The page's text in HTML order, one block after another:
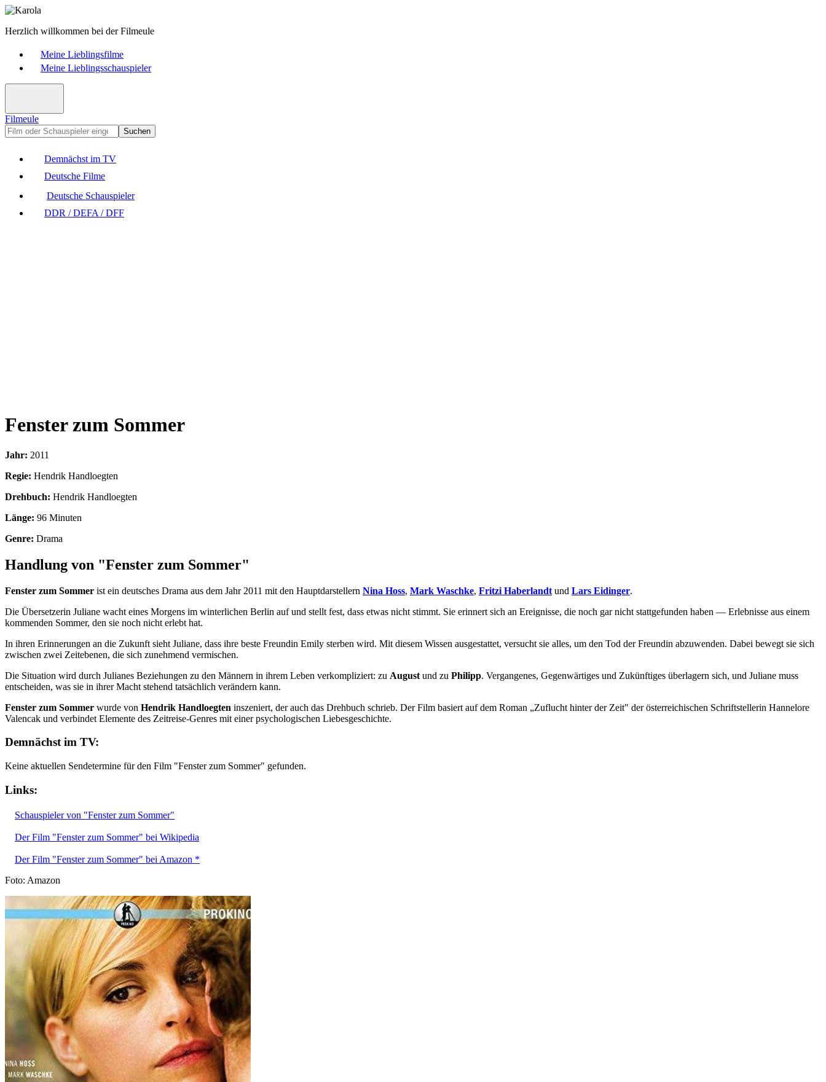
Herzlich willkommen bei der Filmeule
Meine Lieblingsfilme
Meine Lieblingsschauspieler
Filmeule
Suchen
Demnächst im TV
Deutsche Filme
Deutsche Schauspieler
DDR / DEFA / DFF
Fenster zum Sommer
Jahr: 2011
Regie: Hendrik Handloegten
Drehbuch: Hendrik Handloegten
Länge: 96 Minuten
Genre: Drama
Handlung von "Fenster zum Sommer"
Fenster zum Sommer ist ein deutsches Drama aus dem Jahr 2011 mit den Hauptdarstellern Nina Hoss, Mark Waschke, Fritzi Haberlandt und Lars Eidinger.
Die Übersetzerin Juliane wacht eines Morgens im winterlichen Berlin auf und stellt fest, dass etwas nicht stimmt. Sie erinnert sich an Ereignisse, die noch gar nicht stattgefunden haben — Erlebnisse aus einem
kommenden Sommer, den sie noch nicht erlebt hat.
In ihren Erinnerungen an die Zukunft sieht Juliane, dass ihre beste Freundin Emily sterben wird. Mit diesem Wissen ausgestattet, versucht sie alles, um den Tod der Freundin abzuwenden. Dabei bewegt sie sich
zwischen zwei Zeitebenen, die sich zunehmend vermischen.
Die Situation wird durch Julianes Beziehungen zu den Männern in ihrem Leben verkompliziert: zu August und zu Philipp. Vergangenes, Gegenwärtiges und Zukünftiges überlagern sich, und Juliane muss
entscheiden, was sie in ihrer Macht stehend tatsächlich verändern kann.
Fenster zum Sommer wurde von Hendrik Handloegten inszeniert, der auch das Drehbuch schrieb. Der Film basiert auf dem Roman „Zuflucht hinter der Zeit" der österreichischen Schriftstellerin Hannelore
Valencak und verbindet Elemente des Zeitreise-Genres mit einer psychologischen Liebesgeschichte.
Demnächst im TV:
Keine aktuellen Sendetermine für den Film "Fenster zum Sommer" gefunden.
Links:
Schauspieler von "Fenster zum Sommer"
Der Film "Fenster zum Sommer" bei Wikipedia
Der Film "Fenster zum Sommer" bei Amazon *
Foto: Amazon